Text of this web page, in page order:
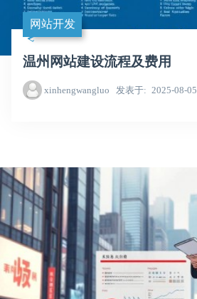
网站开发
温州网站建设流程及费用
xinhengwangluo 发表于 2025-08-05